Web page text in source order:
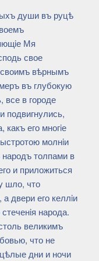
души въ руцѣ
Мя
свое
вѣрнымъ
въ глубокую
все в городе
подвигнулись,
его многiе
молнiи
толпами в
и приложиться
шло, что
двери его келлiи
народа.
великимъ
что не
дни и ночи